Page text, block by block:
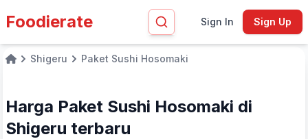
Foodierate Sign In Sign Up
HomeShigeru Paket Sushi Hosomaki
Harga Paket Sushi Hosomaki di
Shigeru terbaru